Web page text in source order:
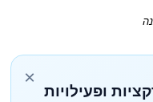
×
ופעילויות